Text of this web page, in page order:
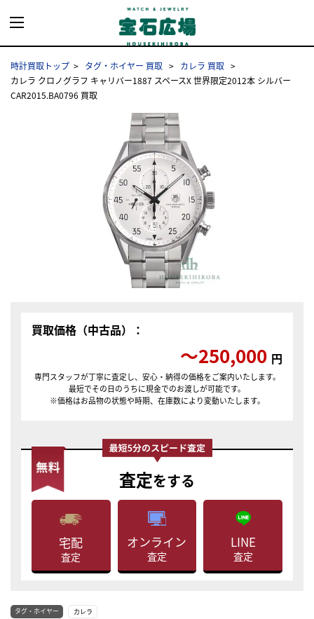
時計買取トップ タグ・ホイヤー 買取
カレラ 買取
カレラ クロノグラフ キャリバー1887 スペースX 世界限定2012本 シルバー
CAR2015.BA0796 買取
買取価格（中古品）：
〜250,000 円
専門スタッフが丁寧に査定し、安心・納得の価格をご案内いたします。
最短でその日のうちに現金でのお渡しが可能です。
※価格はお品物の状態や時期、在庫数により変動いたします。
査定をする
宅配
査定
オンライン
査定
LINE
査定
タグ・ホイヤー カレラ